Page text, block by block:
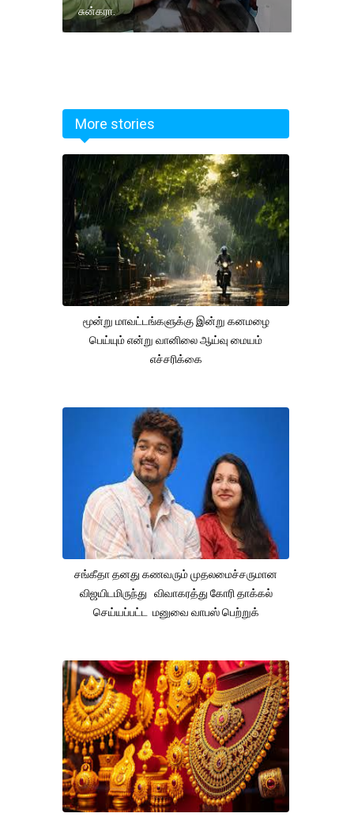
சுன்கரா.
More stories
மூன்று மாவட்டங்களுக்கு இன்று கனமழை
பெய்யும் என்று வானிலை ஆய்வு மையம்
எச்சரிக்கை
சங்கீதா தனது கணவரும் முதலமைச்சருமான
விஜயிடமிருந்து விவாகரத்து கோரி தாக்கல்
செய்யப்பட்ட மனுவை வாபஸ் பெற்றுக்